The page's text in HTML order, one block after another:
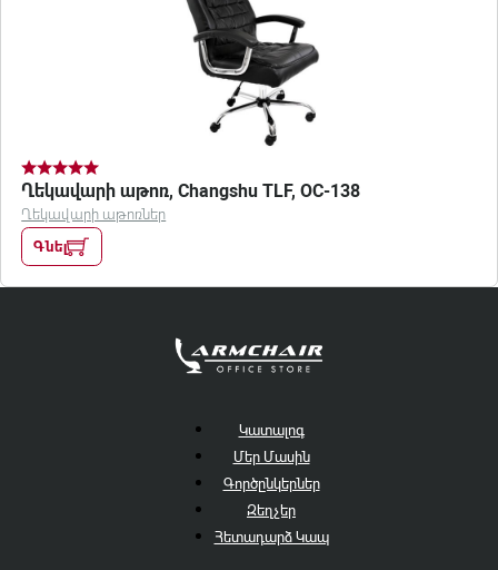
Ղեկավարի աթոռ, Changshu TLF, OC-138
Ղեկավարի աթոռներ
Գնել
Կատալոգ
Մեր Մասին
Գործընկերներ
Զեղչեր
Հետադարձ Կապ